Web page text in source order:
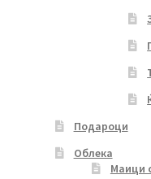
Подароци
Облека
Маици